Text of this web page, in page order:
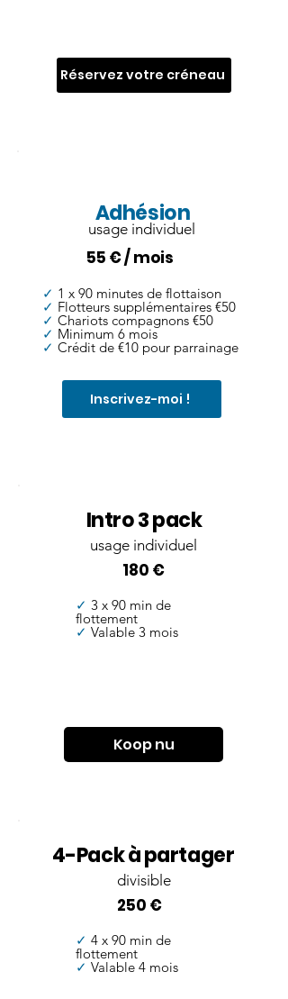
Réservez votre créneau
Adhésion
usage individuel
55 € / mois
✓ 1 x 90 minutes de flottaison
✓ Flotteurs supplémentaires €50
✓ Chariots compagnons €50
✓ Minimum 6 mois
✓ Crédit de €10 pour parrainage
Inscrivez-moi !
Intro 3 pack
usage individuel
180 €
✓ 3 x 90 min de
flottement
✓ Valable 3 mois
Koop nu
4-Pack à partager
divisible
250 €
✓ 4 x 90 min de
flottement
✓ Valable 4 mois